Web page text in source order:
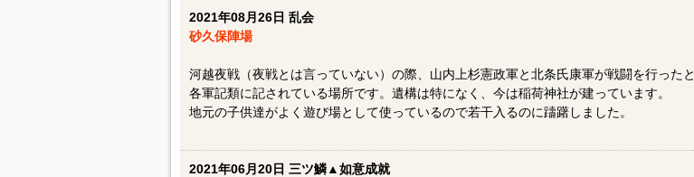
2021年08月26日 乱会
砂久保陣場
河越夜戦（夜戦とは言っていない）の際、山内上杉憲政軍と北条氏康軍が戦闘を行ったと
各軍記類に記されている場所です。遺構は特になく、今は稲荷神社が建っています。
地元の子供達がよく遊び場として使っているので若干入るのに躊躇しました。
2021年06月20日 三ツ鱗▲如意成就